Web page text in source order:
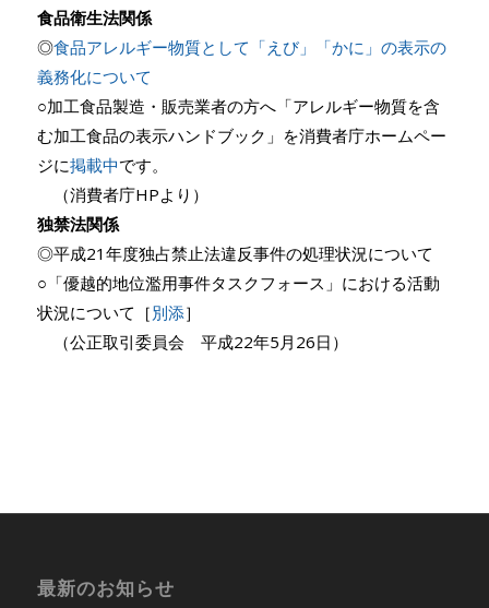
食品衛生法関係
◎食品アレルギー物質として「えび」「かに」の表示の
義務化について
○加工食品製造・販売業者の方へ「アレルギー物質を含
む加工食品の表示ハンドブック」を消費者庁ホームペー
ジに掲載中です。
（消費者庁HPより）
独禁法関係
◎平成21年度独占禁止法違反事件の処理状況について
○「優越的地位濫用事件タスクフォース」における活動
状況について［別添］
（公正取引委員会 平成22年5月26日）
最新のお知らせ